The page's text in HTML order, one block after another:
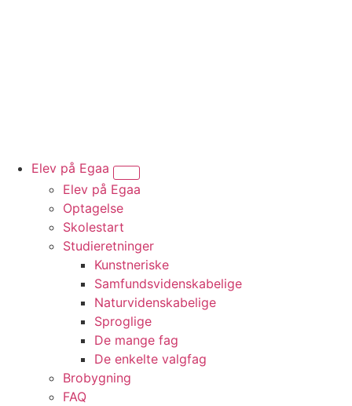
Elev på Egaa
Vis undermenu for “Elev på Egaa”
Elev på Egaa
Optagelse
Skolestart
Studieretninger
Kunstneriske
Samfundsvidenskabelige
Naturvidenskabelige
Sproglige
De mange fag
De enkelte valgfag
Brobygning
FAQ